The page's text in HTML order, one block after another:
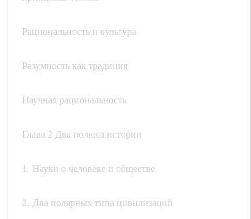
Рациональность и культура
Разумность как традиция
Научная рациональность
Глава 2 Два полюса истории
1. Науки о человеке и обществе
2. Два полярных типа цивилизаций